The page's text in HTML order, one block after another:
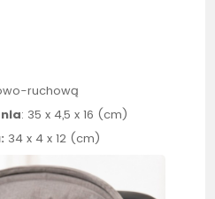
ruchową
: 35 x 4,5 x 16 (cm)
34 x 4 x 12 (cm)